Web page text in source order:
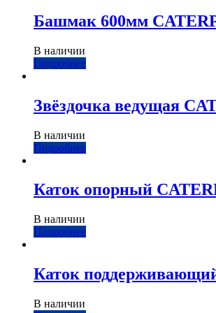
Башмак 600мм
В наличии
Подробнее
Звёздочка ведущая
В наличии
Подробнее
Каток опорный
В наличии
Подробнее
Каток
В наличии